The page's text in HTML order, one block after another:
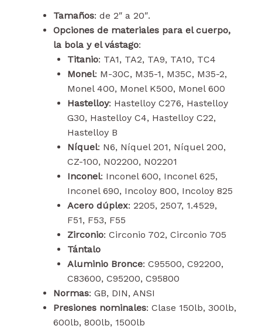
Tamaños: de 2″ a 20″.
Opciones de materiales para el cuerpo,
la bola y el vástago:
Titanio: TA1, TA2, TA9, TA10, TC4
Monel: M-30C, M35-1, M35C, M35-2,
Monel 400, Monel K500, Monel 600
Hastelloy: Hastelloy C276, Hastelloy
G30, Hastelloy C4, Hastelloy C22,
Hastelloy B
Níquel: N6, Níquel 201, Níquel 200,
CZ-100, N02200, N02201
Inconel: Inconel 600, Inconel 625,
Inconel 690, Incoloy 800, Incoloy 825
Acero dúplex: 2205, 2507, 1.4529,
F51, F53, F55
Zirconio: Circonio 702, Circonio 705
Tántalo
Aluminio Bronce: C95500, C92200,
C83600, C95200, C95800
Normas: GB, DIN, ANSI
Presiones nominales: Clase 150lb, 300lb,
600lb, 800lb, 1500lb